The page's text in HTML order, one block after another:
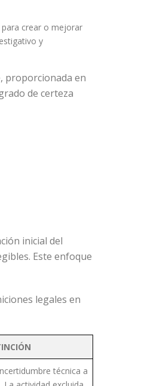
crear o mejorar
y
proporcionada en
de certeza
inicial del
Este enfoque
legales en
técnica a